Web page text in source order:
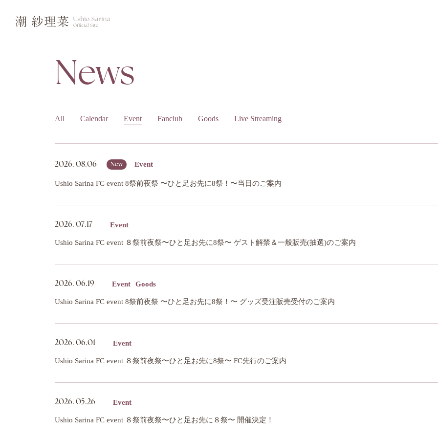
News
All Calendar Event Fanclub Goods Live Streaming
2026. 08.06 New Event
Ushio Sarina FC event 8祭前夜祭 〜ひと足お先に8祭！〜当日のご案内
2026. 07.17 Event
Ushio Sarina FC event ８祭前夜祭〜ひと足お先に8祭〜 ゲスト解禁＆一般販売(抽選)のご案内
2026. 06.19 Event Goods
Ushio Sarina FC event 8祭前夜祭 〜ひと足お先に8祭！〜 グッズ受注販売受付のご案内
2026. 06.01 Event
Ushio Sarina FC event ８祭前夜祭〜ひと足お先に8祭〜 FC先行のご案内
2026. 05.26 Event
Ushio Sarina FC event ８祭前夜祭〜ひと足お先に８祭〜 開催決定！